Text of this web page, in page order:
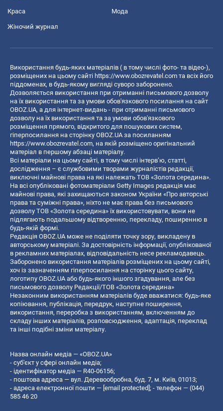
Краса Мода
Жіночий журнал
Використання будь-яких матеріалів ( в тому числі фото- та відео-),
розміщених на цьому сайті https://www.obozrevatel.com та всіх його
піддоменах, в будь-якому вигляді суворо заборонено.
Дозволяється використання при отриманні письмового дозволу
на їх використання та за умови обов'язкового посилання на сайт
OBOZ.UA, а для інтернет-видань - при отриманні письмового
дозволу на їх використання та за умови обов'язкового
розміщення прямого, відкритого для пошукових систем,
гіперпосилання на сторінку OBOZ.UA за посиланням
https://www.obozrevatel.com, на якій розміщено оригінальний
матеріал в першому абзаці матеріалу.
Всі матеріали на цьому сайті, в тому числі інтерв’ю, статті,
дослідження – є службовими творами журналістів редакції,
виключні майнові права на які належать ТОВ «Золота середина».
На всі опубліковані фотоматеріали Getty Images редакція має
майнові права, які захищаються законом України «Про авторські
права та суміжні права», ніхто не має права без письмового
дозволу ТОВ «Золота середина» їх використовувати, вони не
підлягають подальшому відтворенню, перекладу, поширенню в
будь-якій формі.
Редакція OBOZ.UA може не поділяти точку зору, викладену в
авторському матеріалі. За достовірність інформації, опублікованої
в рекламних матеріалах, відповідальність несе рекламодавець.
Заборонено використання матеріалів розміщених на цьому сайті,
хоч із зазначенням гіперпосилання на сторінку цього сайту,
логотипу OBOZ.UA або будь-якого іншого згадування, але без
письмового дозволу Редакції/ТОВ «Золота середина»
Незаконним використанням матеріалів буде вважатися: будь-яке
копiювання, публiкацiя, передрук, наступне поширення,
використання, переробка з використанням, включенням до
складу інших матеріалів, розповсюдження, адаптація, переклад
та інші подібні зміни матеріалу.
Назва онлайн медіа — «OBOZ.UA»
- суб'єкт у сфері онлайн медіа;
- ідентифікатор медіа — R40-06156;
- поштова адреса — вул. Деревообробна, буд. 7, м. Київ, 01013;
- адреса електронної пошти — [email protected] ; - телефон — (044)
585 46 20